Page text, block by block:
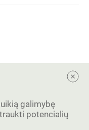
galimybę
potencialių